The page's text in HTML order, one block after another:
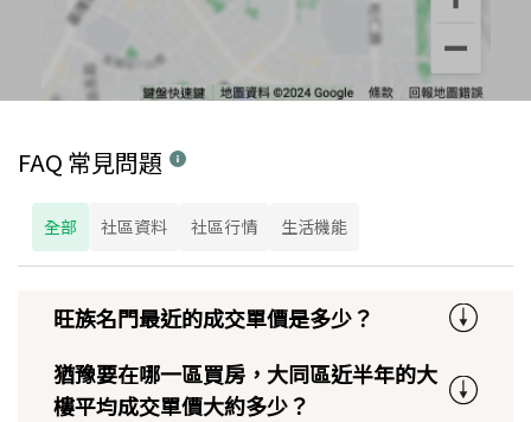
FAQ 常見問題
全部 社區資料 社區行情 生活機能
旺族名門最近的成交單價是多少？
猶豫要在哪一區買房，大同區近半年的大
樓平均成交單價大約多少？